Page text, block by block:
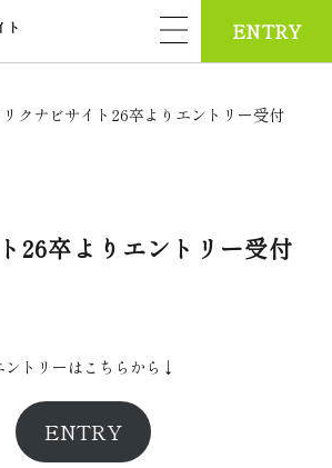
ト ENTRY
リクナビサイト26卒よりエントリー受付
26卒よりエントリー受付
ントリーはこちらから↓
ENTRY